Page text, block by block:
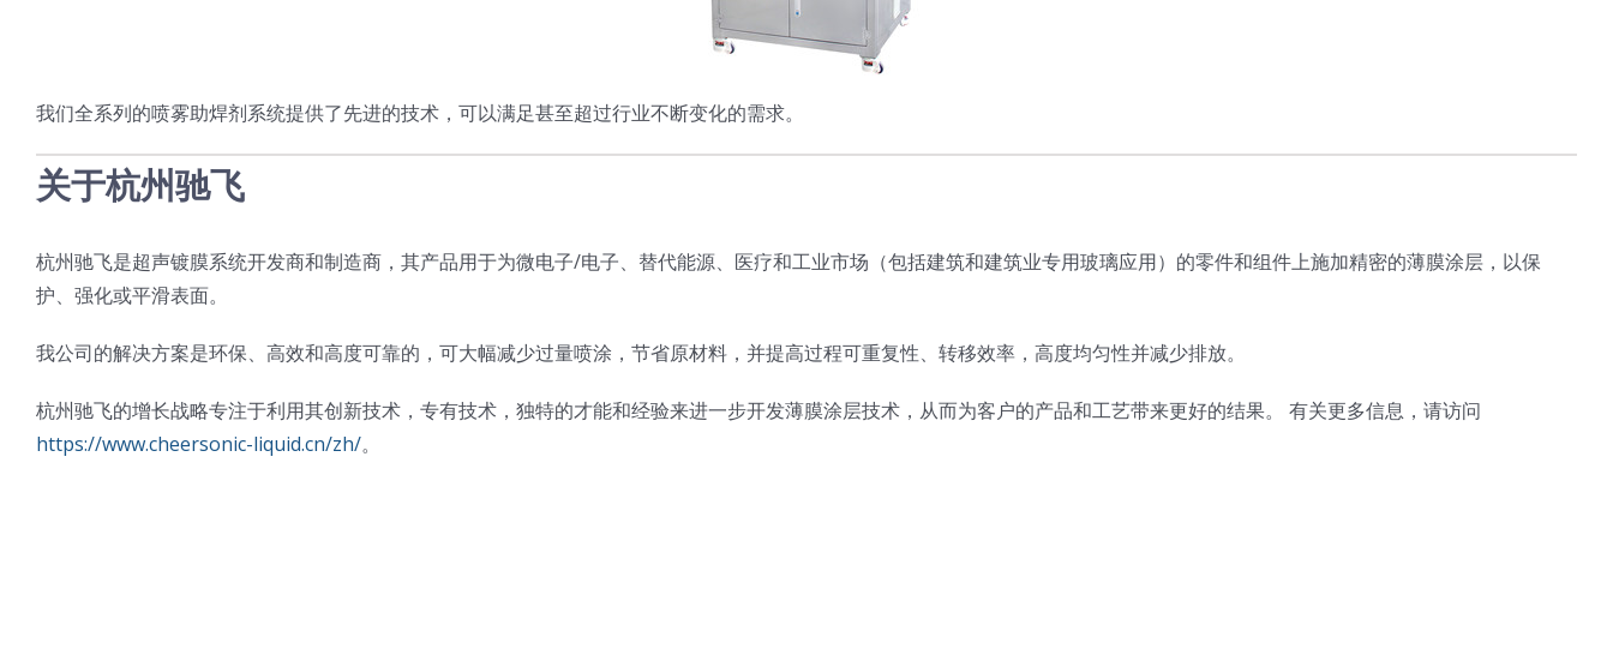
我们全系列的喷雾助焊剂系统提供了先进的技术，可以满足甚至超过行业不断变化的需求。
关于杭州驰飞
杭州驰飞是超声镀膜系统开发商和制造商，其产品用于为微电子/电子、替代能源、医疗和工业市场（包括建筑和建筑业专用玻璃应用）的零件和组件上施加精密的薄膜涂层，以保
护、强化或平滑表面。
我公司的解决方案是环保、高效和高度可靠的，可大幅减少过量喷涂，节省原材料，并提高过程可重复性、转移效率，高度均匀性并减少排放。
杭州驰飞的增长战略专注于利用其创新技术，专有技术，独特的才能和经验来进一步开发薄膜涂层技术，从而为客户的产品和工艺带来更好的结果。 有关更多信息，请访问
https://www.cheersonic-liquid.cn/zh/。